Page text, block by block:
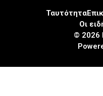
© 2026
Ταυτότητα
Οι